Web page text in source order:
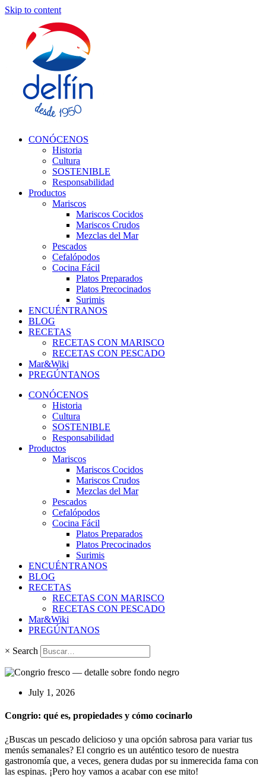
Skip to content
CONÓCENOS
Historia
Cultura
SOSTENIBLE
Responsabilidad
Productos
Mariscos
Mariscos Cocidos
Mariscos Crudos
Mezclas del Mar
Pescados
Cefalópodos
Cocina Fácil
Platos Preparados
Platos Precocinados
Surimis
ENCUÉNTRANOS
BLOG
RECETAS
RECETAS CON MARISCO
RECETAS CON PESCADO
Mar&Wiki
PREGÚNTANOS
CONÓCENOS
Historia
Cultura
SOSTENIBLE
Responsabilidad
Productos
Mariscos
Mariscos Cocidos
Mariscos Crudos
Mezclas del Mar
Pescados
Cefalópodos
Cocina Fácil
Platos Preparados
Platos Precocinados
Surimis
ENCUÉNTRANOS
BLOG
RECETAS
RECETAS CON MARISCO
RECETAS CON PESCADO
Mar&Wiki
PREGÚNTANOS
× Search
July 1, 2026
Congrio: qué es, propiedades y cómo cocinarlo
¿Buscas un pescado delicioso y una opción sabrosa para variar tus
menús semanales? El congrio es un auténtico tesoro de nuestra
gastronomía que, a veces, genera dudas por su inmerecida fama con
las espinas. ¡Pero hoy vamos a acabar con ese mito!